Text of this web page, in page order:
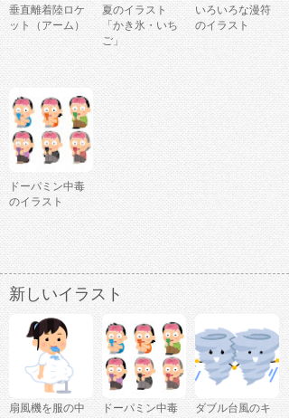
垂直離着陸ロケ
ット（アーム）
夏のイラスト
「かき氷・いち
ご」
いろいろな漫符
のイラスト
ドーパミン中毒
のイラスト
新しいイラスト
扇風機を服の中
ドーパミン中毒
ダブル台風のキ